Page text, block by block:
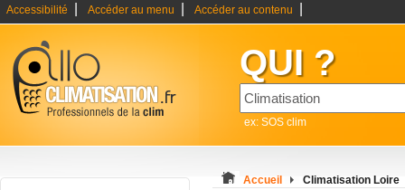
Accessibilité Accéder au menu Accéder au contenu
QUI ?
ex: SOS clim
Accueil Climatisation Loire